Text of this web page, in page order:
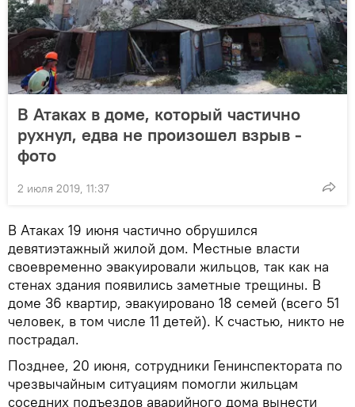
В Атаках в доме, который частично
рухнул, едва не произошел взрыв -
фото
2 июля 2019, 11:37
В Атаках 19 июня частично обрушился
девятиэтажный жилой дом. Местные власти
своевременно эвакуировали жильцов, так как на
стенах здания появились заметные трещины. В
доме 36 квартир, эвакуировано 18 семей (всего 51
человек, в том числе 11 детей). К счастью, никто не
пострадал.
Позднее, 20 июня, сотрудники Генинспектората по
чрезвычайным ситуациям помогли жильцам
соседних подъездов аварийного дома вынести